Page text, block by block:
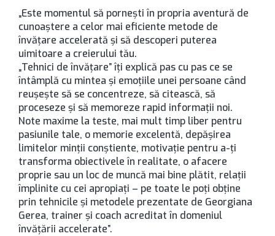
„Este momentul să porneşti în propria aventură de
cunoaştere a celor mai eficiente metode de
învăţare accelerată şi să descoperi puterea
uimitoare a creierului tău.
„Tehnici de învățare” îți explică pas cu pas ce se
întâmplă cu mintea și emoțiile unei persoane când
reușește să se concentreze, să citească, să
proceseze și să memoreze rapid informații noi.
Note maxime la teste, mai mult timp liber pentru
pasiunile tale, o memorie excelentă, depășirea
limitelor minții conștiente, motivație pentru a-ți
transforma obiectivele în realitate, o afacere
proprie sau un loc de muncă mai bine plătit, relații
împlinite cu cei apropiați – pe toate le poți obține
prin tehnicile și metodele prezentate de Georgiana
Gerea, trainer și coach acreditat în domeniul
învățării accelerate”.